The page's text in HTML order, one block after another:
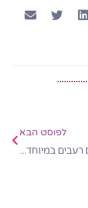
לפוסט הבא
למה נעשים רעבים במיוחד, בעקבות עבודת מודעות?